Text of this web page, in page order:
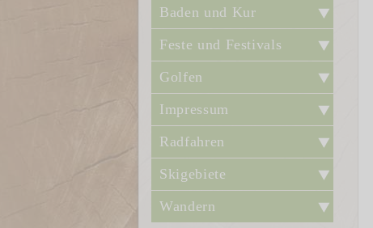
Baden und Kur
Feste und Festivals
Golfen
Impressum
Radfahren
Skigebiete
Wandern